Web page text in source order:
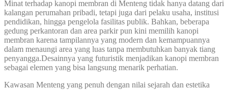
Minat terhadap kanopi membran di Menteng tidak hanya datang dari
kalangan perumahan pribadi, tetapi juga dari pelaku usaha, institusi
pendidikan, hingga pengelola fasilitas publik. Bahkan, beberapa
gedung perkantoran dan area parkir pun kini memilih kanopi
membran karena tampilannya yang modern dan kemampuannya
dalam menaungi area yang luas tanpa membutuhkan banyak tiang
penyangga.Desainnya yang futuristik menjadikan kanopi membran
sebagai elemen yang bisa langsung menarik perhatian.
Kawasan Menteng yang penuh dengan nilai sejarah dan estetika